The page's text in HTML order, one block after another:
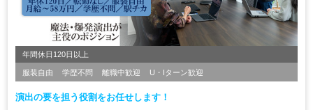
年間休日120日以上
服装自由 学歴不問 離職中歓迎 U・Iターン歓迎
演出の要を担う役割をお任せします！